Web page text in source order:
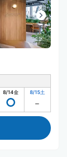
8/14金 8/15土